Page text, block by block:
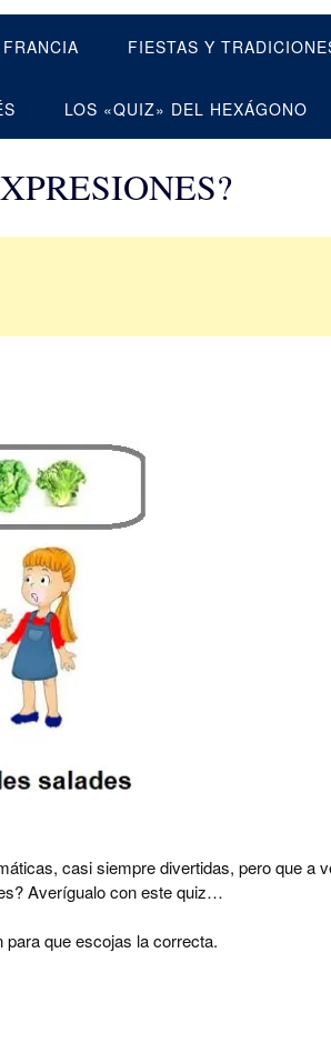
FIESTAS Y
LOS «QUIZ» DEL HEXÁGONO
casi siempre divertidas, pero que a
Averígualo con este quiz…
que escojas la correcta.